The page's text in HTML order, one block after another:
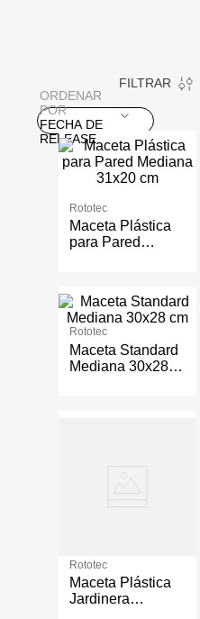
FILTRAR
ORDENAR
POR
FECHA DE
RELEASE
Rototec
Maceta Plástica
para Pared
Rototec
Maceta Standard
Mediana 30x28
Rototec
Maceta Plástica
Jardinera